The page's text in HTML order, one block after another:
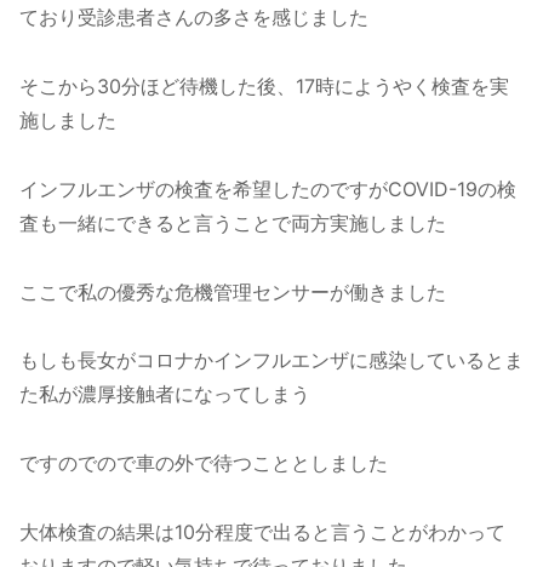
ており受診患者さんの多さを感じました
そこから30分ほど待機した後、17時にようやく検査を実
施しました
インフルエンザの検査を希望したのですがCOVID-19の検
査も一緒にできると言うことで両方実施しました
ここで私の優秀な危機管理センサーが働きました
もしも長女がコロナかインフルエンザに感染しているとま
た私が濃厚接触者になってしまう
ですのでので車の外で待つこととしました
大体検査の結果は10分程度で出ると言うことがわかって